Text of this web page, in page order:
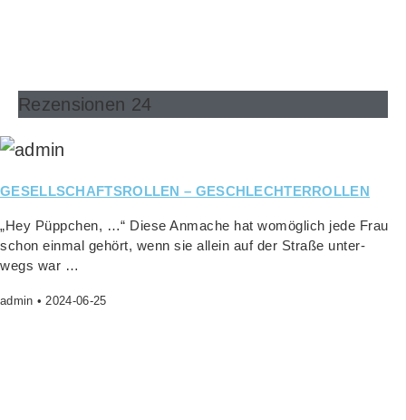
Rezensionen 24
GESELLSCHAFTSROLLEN – GESCHLECHTERROLLEN
„Hey Püpp­chen, …“ Die­se Anma­che hat womög­lich jede Frau
schon ein­mal gehört, wenn sie allein auf der Stra­ße unter­
wegs war …
admin 2024-06-25